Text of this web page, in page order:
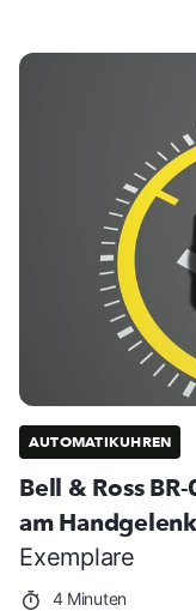
AUTOMATIKUHREN
Bell & Ross
am Handgelenk
Exemplare
4 Minuten